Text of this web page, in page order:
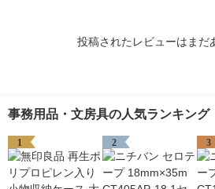
投稿されたレビューはまだ
事務用品・文房具の人気ランキング
1 2 3